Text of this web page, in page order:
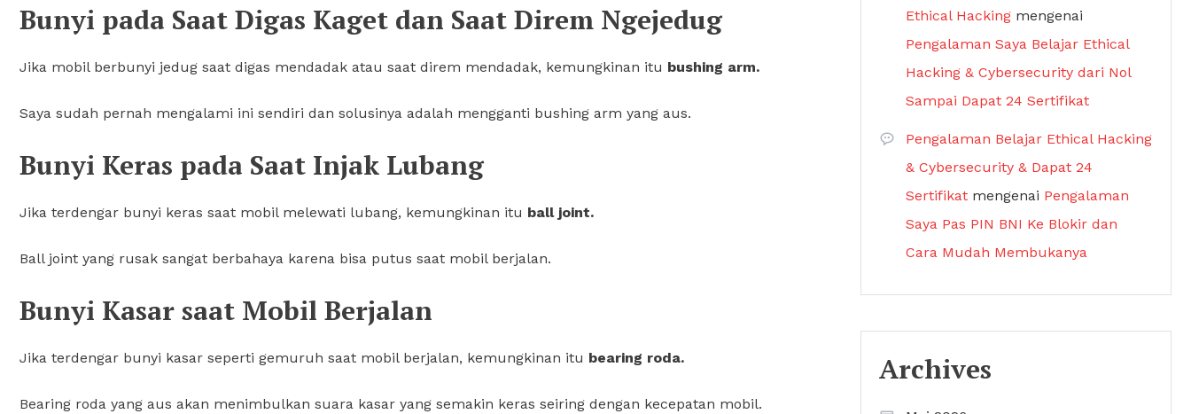
Bunyi pada Saat Digas Kaget dan Saat Direm Ngejedug
Jika mobil berbunyi jedug saat digas mendadak atau saat direm mendadak, kemungkinan itu bushing arm.
Saya sudah pernah mengalami ini sendiri dan solusinya adalah mengganti bushing arm yang aus.
Bunyi Keras pada Saat Injak Lubang
Jika terdengar bunyi keras saat mobil melewati lubang, kemungkinan itu ball joint.
Ball joint yang rusak sangat berbahaya karena bisa putus saat mobil berjalan.
Bunyi Kasar saat Mobil Berjalan
Jika terdengar bunyi kasar seperti gemuruh saat mobil berjalan, kemungkinan itu bearing roda.
Bearing roda yang aus akan menimbulkan suara kasar yang semakin keras seiring dengan kecepatan mobil.
Ethical Hacking mengenai
Pengalaman Saya Belajar Ethical
Hacking & Cybersecurity dari Nol
Sampai Dapat 24 Sertifikat
Pengalaman Belajar Ethical Hacking
& Cybersecurity & Dapat 24
Sertifikat mengenai Pengalaman
Saya Pas PIN BNI Ke Blokir dan
Cara Mudah Membukanya
Archives